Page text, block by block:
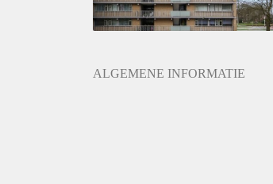
Huurtermijn
Onbepaalde termijn
ALGEMENE INFORMATIE